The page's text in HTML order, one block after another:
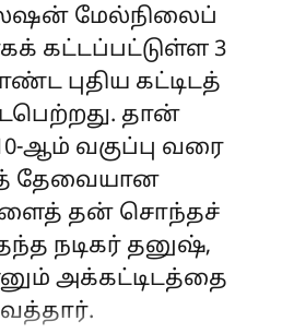
மேல்நிலைப்
கட்டப்பட்டுள்ள 3
புதிய கட்டிடத்
தான்
ஆம் வகுப்பு வரை
தேவையான
தன் சொந்தச்
நடிகர் தனுஷ்,
அக்கட்டிடத்தை